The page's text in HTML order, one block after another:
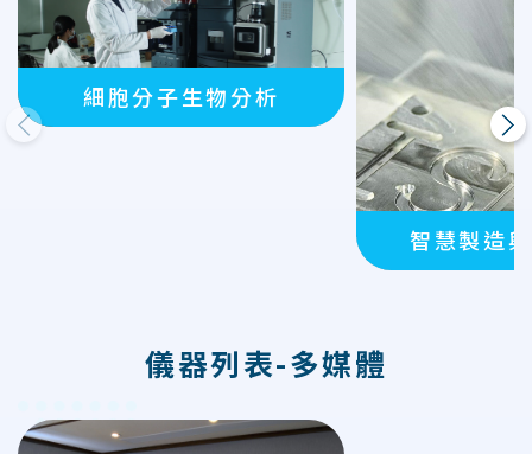
上一則
細胞分子生物分析
智慧製造
下一則
儀器列表-多媒體